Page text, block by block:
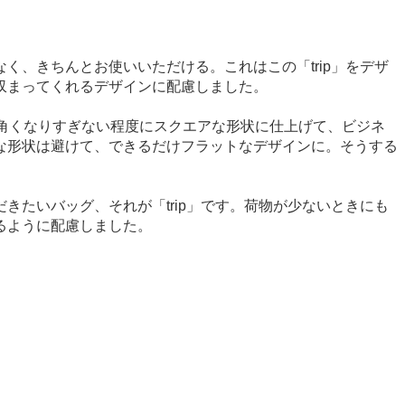
、きちんとお使いいただける。これはこの「trip」をデザ
ってくれるデザインに配慮しました。
なりすぎない程度にスクエアな形状に仕上げて、ビジネ
状は避けて、できるだけフラットなデザインに。そうする
たいバッグ、それが「trip」です。荷物が少ないときにも
うに配慮しました。